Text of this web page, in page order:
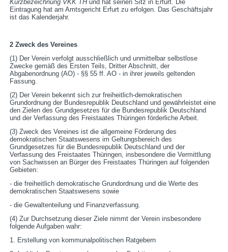
Kurzbezeichnung VKK THund hat seinen Sitz in Erfurt. Die
Eintragung hat am Amtsgericht Erfurt zu erfolgen. Das Geschäftsjahr
ist das Kalenderjahr.
2 Zweck des Vereines
(1) Der Verein verfolgt ausschließlich und unmittelbar selbstlose
Zwecke gemäß des Ersten Teils, Dritter Abschnitt, der
Abgabenordnung (AO) - §§ 55 ff. AO - in ihrer jeweils geltenden
Fassung.
(2) Der Verein bekennt sich zur freiheitlich-demokratischen
Grundordnung der Bundesrepublik Deutschland und gewährleistet eine
den Zielen des Grundgesetzes für die Bundesrepublik Deutschland
und der Verfassung des Freistaates Thüringen förderliche Arbeit.
(3) Zweck des Vereines ist die allgemeine Förderung des
demokratischen Staatswesens im Geltungsbereich des
Grundgesetzes für die Bundesrepublik Deutschland und der
Verfassung des Freistaates Thüringen, insbesondere die Vermittlung
von Sachwissen an Bürger des Freistaates Thüringen auf folgenden
Gebieten:
- die freiheitlich demokratische Grundordnung und die Werte des
demokratischen Staatswesens sowie
- die Gewaltenteilung und Finanzverfassung.
(4) Zur Durchsetzung dieser Ziele nimmt der Verein insbesondere
folgende Aufgaben wahr:
1. Erstellung von kommunalpolitischen Ratgebern